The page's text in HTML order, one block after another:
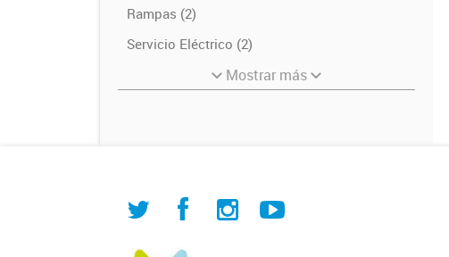
Rampas (2)
Servicio Eléctrico (2)
Mostrar más